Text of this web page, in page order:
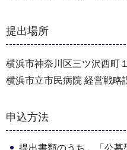
提出場所
横浜市神奈川区三ツ沢西町
横浜市立市民病院 経営戦略
申込方法
提出書類のうち、「公募